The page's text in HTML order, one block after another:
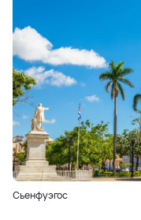
Сьенфуэгос